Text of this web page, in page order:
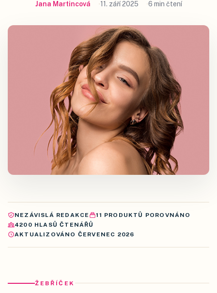
Jana Martincová 11. září 2025 6 min čtení
NEZÁVISLÁ REDAKCE 11 PRODUKTŮ POROVNÁNO
4200 HLASŮ ČTENÁŘŮ
AKTUALIZOVÁNO ČERVENEC 2026
ŽEBŘÍČEK